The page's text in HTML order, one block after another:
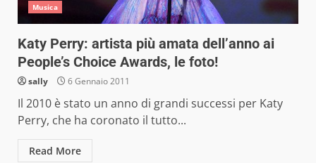
Musica
Katy Perry: artista più amata dell’anno ai
People’s Choice Awards, le foto!
sally 6 Gennaio 2011
Il 2010 è stato un anno di grandi successi per Katy
Perry, che ha coronato il tutto...
Read More